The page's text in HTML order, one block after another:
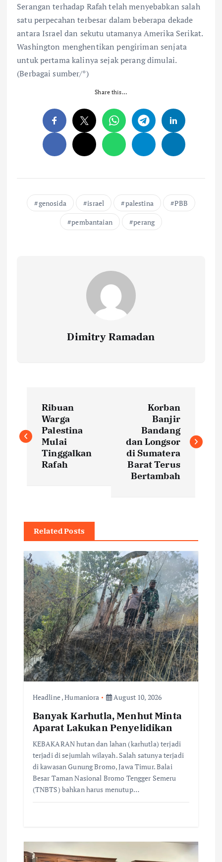
Serangan terhadap Rafah telah menyebabkan salah
satu perpecahan terbesar dalam beberapa dekade
antara Israel dan sekutu utamanya Amerika Serikat.
Washington menghentikan pengiriman senjata
untuk pertama kalinya sejak perang dimulai.
(Berbagai sumber/*)
Share this…
genosida israel palestina
PBB
pembantaian
perang
Dimitry Ramadan
o
s
a
v
g
a
t
o
Ribuan
Warga
Palestina
Mulai
Tinggalkan
Rafah
Korban
Banjir
Bandang
dan Longsor
di Sumatera
Barat Terus
Bertambah
Related Posts
Headline,Humaniora August 10, 2026
Banyak Karhutla, Menhut Minta
Aparat Lakukan Penyelidikan
KEBAKARAN hutan dan lahan (karhutla) terjadi
terjadi di sejumlah wilayah. Salah satunya terjadi
di kawasan Gunung Bromo, Jawa Timur. Balai
Besar Taman Nasional Bromo Tengger Semeru
(TNBTS) bahkan harus menutup…